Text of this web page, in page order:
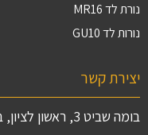
נורת לד MR16
נורות לד GU10
יצירת קשר
בומה שביט 3, ראשון לציון, ביתן 15